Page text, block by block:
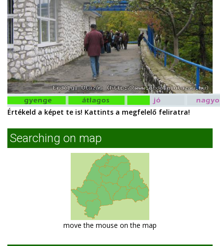
Értékeld a képet te is! Kattints a megfelelő feliratra!
Searching on map
move the mouse on the map